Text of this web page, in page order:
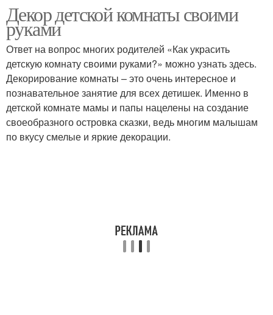
Декор детской комнаты своими
руками
Ответ на вопрос многих родителей «Как украсить
детскую комнату своими руками?» можно узнать здесь.
Декорирование комнаты – это очень интересное и
познавательное занятие для всех детишек. Именно в
детской комнате мамы и папы нацелены на создание
своеобразного островка сказки, ведь многим малышам
по вкусу смелые и яркие декорации.